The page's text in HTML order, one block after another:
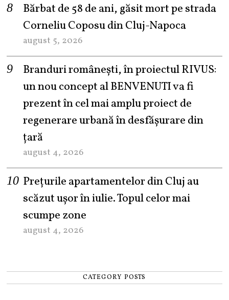
Bărbat de 58 de ani, găsit mort pe strada
Corneliu Coposu din Cluj-Napoca
august 5, 2026
Branduri românești, în proiectul RIVUS:
un nou concept al BENVENUTI va fi
prezent în cel mai amplu proiect de
regenerare urbană în desfășurare din
țară
august 4, 2026
Prețurile apartamentelor din Cluj au
scăzut ușor în iulie. Topul celor mai
scumpe zone
august 4, 2026
CATEGORY POSTS